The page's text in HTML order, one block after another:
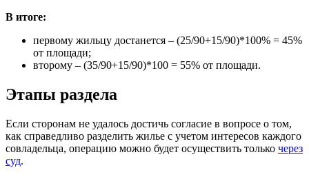
В итоге:
первому жильцу достанется – (25/90+15/90)*100% = 45%
от площади;
второму – (35/90+15/90)*100 = 55% от площади.
Этапы раздела
Если сторонам не удалось достичь согласие в вопросе о том,
как справедливо разделить жилье с учетом интересов каждого
совладельца, операцию можно будет осуществить только через
суд.